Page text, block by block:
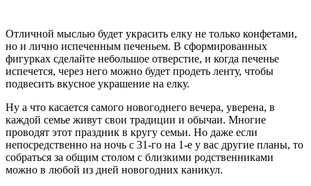
Отличной мыслью будет украсить елку не только конфетами,
но и лично испеченным печеньем. В сформированных
фигурках сделайте небольшое отверстие, и когда печенье
испечется, через него можно будет продеть ленту, чтобы
подвесить вкусное украшение на елку.
Ну а что касается самого новогоднего вечера, уверена, в
каждой семье живут свои традиции и обычаи. Многие
проводят этот праздник в кругу семьи. Но даже если
непосредственно на ночь с 31-го на 1-е у вас другие планы, то
собраться за общим столом с близкими родственниками
можно в любой из дней новогодних каникул.